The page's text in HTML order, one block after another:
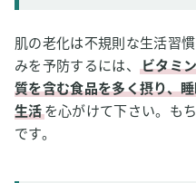
肌の老化は不規則な生活習
みを予防するには、
ビタミ
質を含む食品を多く摂り、
生活を心がけて下さい。も
です。